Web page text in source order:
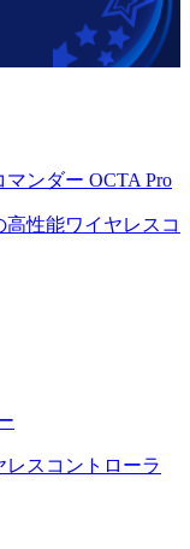
ンダー OCTA Pro
性能ワイヤレスコ
スコントローラ